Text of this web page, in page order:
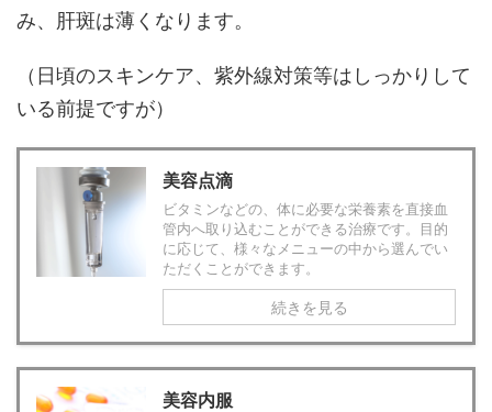
み、肝斑は薄くなります。
（日頃のスキンケア、紫外線対策等はしっかりして
いる前提ですが）
美容点滴
ビタミンなどの、体に必要な栄養素を直接血
管内へ取り込むことができる治療です。目的
に応じて、様々なメニューの中から選んでい
ただくことができます。
続きを見る
美容内服